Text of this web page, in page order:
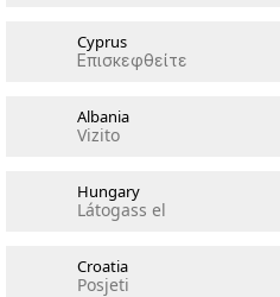
Cyprus
Επισκεφθείτε
Albania
Vizito
Hungary
Látogass el
Croatia
Posjeti